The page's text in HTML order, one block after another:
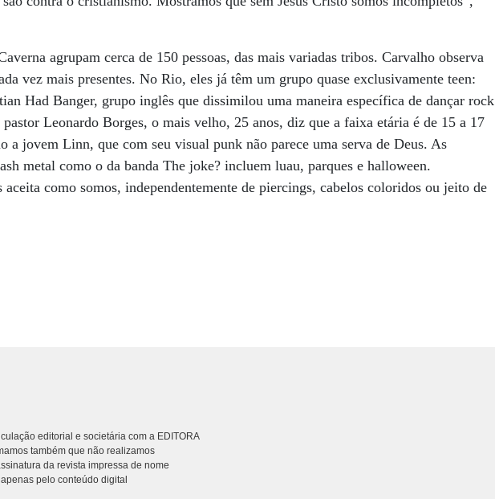
agrupam cerca de 150 pessoas, das mais variadas tribos. Carvalho observa
vez mais presentes. No Rio, eles já têm um grupo quase exclusivamente teen:
Had Banger, grupo inglês que dissimilou uma maneira específica de dançar rock
pastor Leonardo Borges, o mais velho, 25 anos, diz que a faixa etária é de 15 a 17
a jovem Linn, que com seu visual punk não parece uma serva de Deus. As
metal como o da banda The joke? incluem luau, parques e halloween.
aceita como somos, independentemente de piercings, cabelos coloridos ou jeito de
editorial e societária com a EDITORA
também que não realizamos
da revista impressa de nome
pelo conteúdo digital